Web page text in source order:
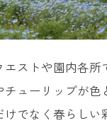
ストや園内各所
チューリップが色
けでなく春らしい